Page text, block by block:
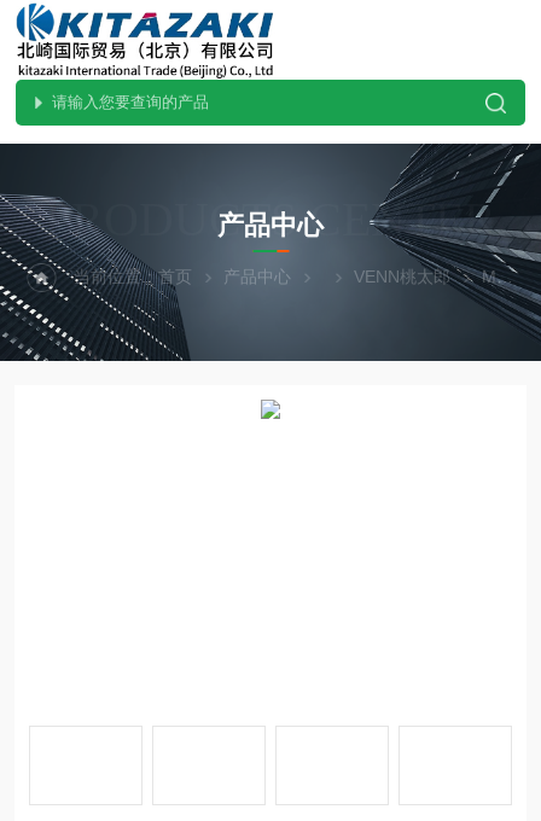
PRODUCTS CENTER
产品中心
当前位置：首页 产品中心 VENN桃太郎 MD29A--GVENN桃太郎用于微压气体压力控制阀MD29A-G